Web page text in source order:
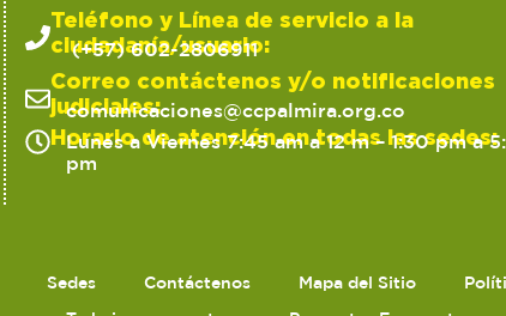
Teléfono y Línea de servicio a la
ciudadanía/usuario:
(+57) 602-2806911
Correo contáctenos y/o notificaciones
judiciales:
comunicaciones@ccpalmira.org.co
Horario de atención en todas las sedes:
Lunes a Viernes 7:45 am a 12 m – 1:30 pm a
pm
Sedes Contáctenos Mapa del Sitio